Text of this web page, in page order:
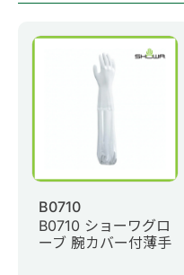
B0710
B0710 ショーワグロ
ーブ 腕カバー付薄手